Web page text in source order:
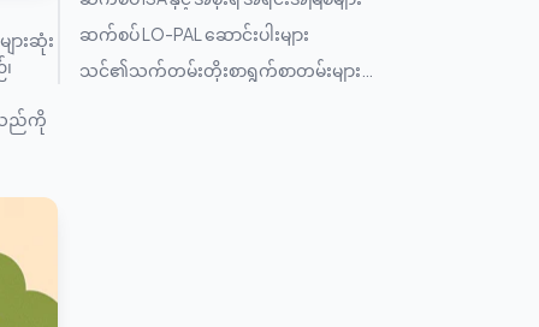
ားဆုံး
သည်ကို
ဆက်စပ် LO-PAL ဆောင်းပါးများ
သင်၏သက်တမ်းတိုးစာရွက်စာတမ်းများ